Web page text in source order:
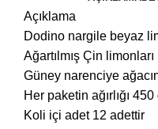
Açıklama
Dodino nargile beyaz
Ağartılmış Çin limonları
Güney narenciye
Her paketin ağırlığı 450
Koli içi adet 12 adettir